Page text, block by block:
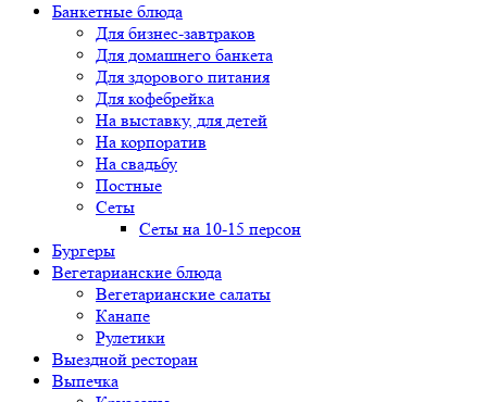
Банкетные блюда
Для бизнес-завтраков
Для домашнего банкета
Для здорового питания
Для кофебрейка
На выставку, для детей
На корпоратив
На свадьбу
Постные
Сеты
Сеты на 10-15 персон
Бургеры
Вегетарианские блюда
Вегетарианские салаты
Канапе
Рулетики
Выездной ресторан
Выпечка